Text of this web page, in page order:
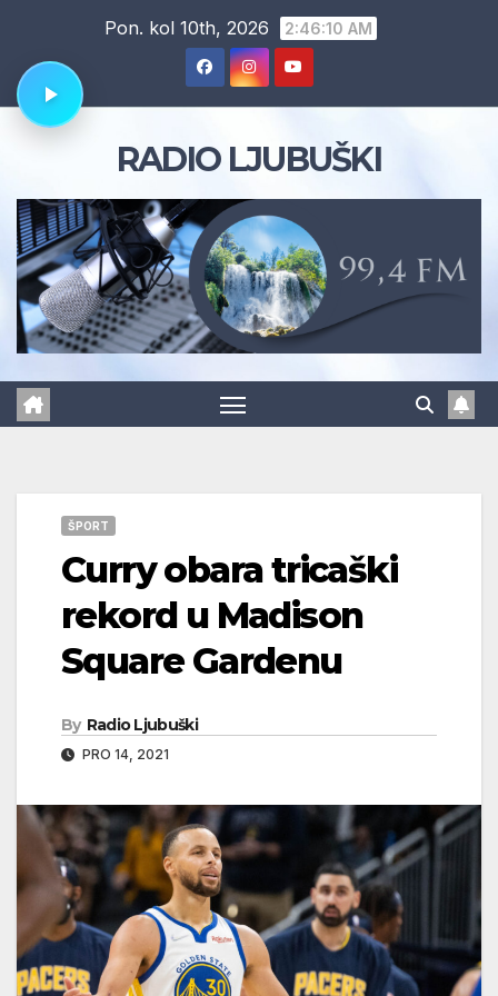
content
Pon. kol 10th, 2026 2:46:11 AM
RADIO LJUBUŠKI
ŠPORT
Curry obara tricaški
rekord u Madison
Square Gardenu
By Radio Ljubuški
PRO 14, 2021